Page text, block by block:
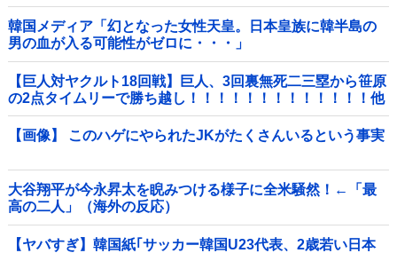
韓国メディア「幻となった女性天皇。日本皇族に韓半島の
男の血が入る可能性がゼロに・・・」
【巨人対ヤクルト18回戦】巨人、3回裏無死二三塁から笹原
の2点タイムリーで勝ち越し！！！！！！！！！！！！！他
【画像】 このハゲにやられたJKがたくさんいるという事実
大谷翔平が今永昇太を睨みつける様子に全米騒然！←「最
高の二人」（海外の反応）
【ヤバすぎ】韓国紙｢サッカー韓国U23代表、2歳若い日本